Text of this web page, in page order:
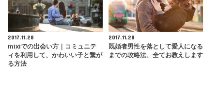
2017.11.28
mixiでの出会い方｜コミュニテ
ィを利用して、かわいい子と繋が
る方法
2017.11.28
既婚者男性を落として愛人になる
までの攻略法、全てお教えします